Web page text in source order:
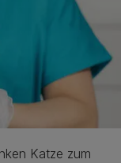
Katze zum